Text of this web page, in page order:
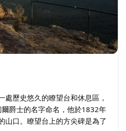
處歷史悠久的瞭望台和休息區，
爾爵士的名字命名，他於1832年
山口。瞭望台上的方尖碑是為了